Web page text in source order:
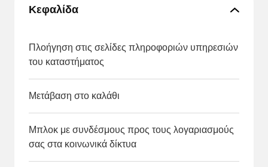
Κεφαλίδα
Πλοήγηση στις σελίδες πληροφοριών υπηρεσιών
του καταστήματος
Μετάβαση στο καλάθι
Μπλοκ με συνδέσμους προς τους λογαριασμούς
σας στα κοινωνικά δίκτυα